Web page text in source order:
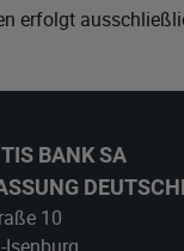
erfolgt
BANK SA
10